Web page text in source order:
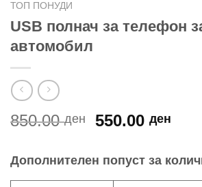
ТОП ПОНУДИ
USB полнач за телефон
автомобил
850.00ден
Original
850.00 ден.
550.00ден
Дополнителен попуст за